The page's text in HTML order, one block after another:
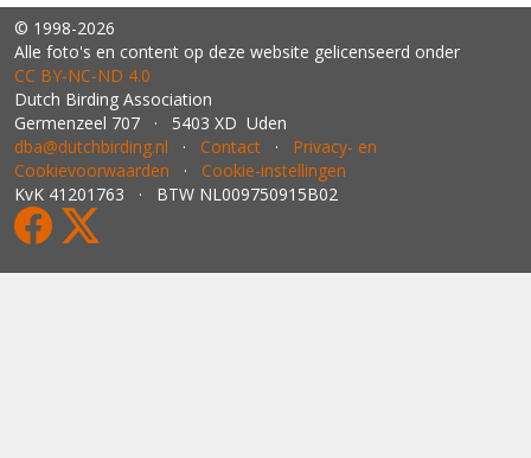
© 1998-2026
Alle foto's en content op deze website gelicenseerd onder
CC BY‑NC‑ND 4.0
Dutch Birding Association
Germenzeel 707 · 5403 XD Uden
dba@dutchbirding.nl · Contact · Privacy- en
Cookievoorwaarden · Cookie-instellingen
KvK 41201763 · BTW NL009750915B02